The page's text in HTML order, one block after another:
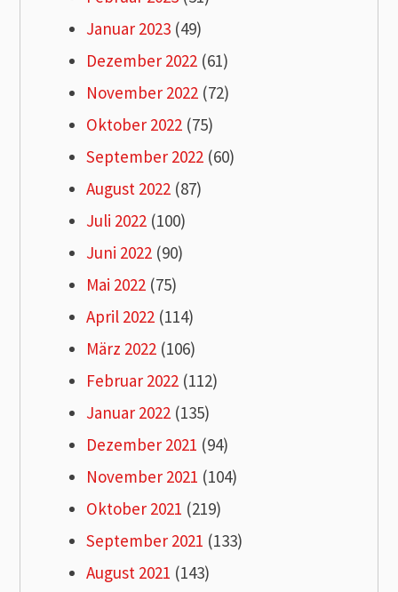
Januar 2023 (49)
Dezember 2022 (61)
November 2022 (72)
Oktober 2022 (75)
September 2022 (60)
August 2022 (87)
Juli 2022 (100)
Juni 2022 (90)
Mai 2022 (75)
April 2022 (114)
März 2022 (106)
Februar 2022 (112)
Januar 2022 (135)
Dezember 2021 (94)
November 2021 (104)
Oktober 2021 (219)
September 2021 (133)
August 2021 (143)